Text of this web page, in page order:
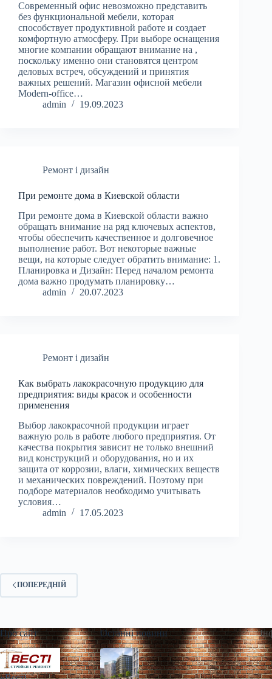
Современный офис невозможно представить
без функциональной мебели, которая
способствует продуктивной работе и создает
комфортную атмосферу. При выборе оснащения
многие компании обращают внимание на ,
поскольку именно они становятся центром
деловых встреч, обсуждений и принятия
важных решений. Магазин офисной мебели
Modern-office…
admin
19.09.2023
Ремонт і дизайн
При ремонте дома в Киевской области
При ремонте дома в Киевской области важно
обращать внимание на ряд ключевых аспектов,
чтобы обеспечить качественное и долговечное
выполнение работ. Вот некоторые важные
вещи, на которые следует обратить внимание: 1.
Планировка и Дизайн: Перед началом ремонта
дома важно продумать планировку…
admin
20.07.2023
Ремонт і дизайн
Как выбрать лакокрасочную продукцию для
предприятия: виды красок и особенности
применения
Выбор лакокрасочной продукции играет
важную роль в работе любого предприятия. От
качества покрытия зависит не только внешний
вид конструкций и оборудования, но и их
защита от коррозии, влаги, химических веществ
и механических повреждений. Поэтому при
подборе материалов необходимо учитывать
условия…
admin
17.05.2023
ПОПЕРЕДНІЙ
Про сайт Останні новини